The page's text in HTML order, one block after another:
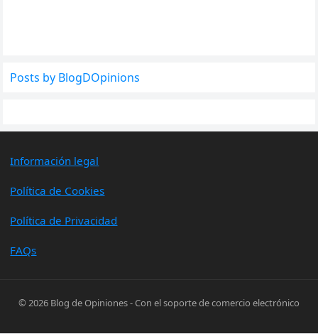
Posts by BlogDOpinions
Información legal
Política de Cookies
Política de Privacidad
FAQs
© 2026 Blog de Opiniones- Con el soporte decomercio electrónico